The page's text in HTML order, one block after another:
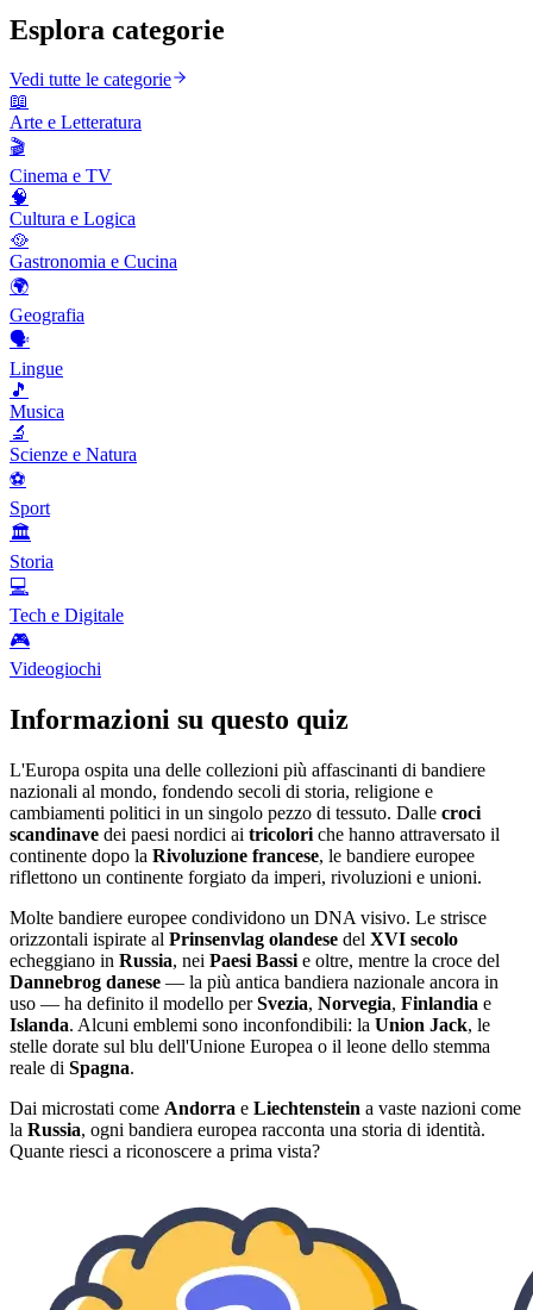
Esplora categorie
Vedi tutte le categorie
📖
Arte e Letteratura
🎬
Cinema e TV
🧠
Cultura e Logica
🥘
Gastronomia e Cucina
🌍
Geografia
🗣️
Lingue
🎵
Musica
🔬
Scienze e Natura
⚽
Sport
🏛️
Storia
💻
Tech e Digitale
🎮
Videogiochi
Informazioni su questo quiz
L'Europa ospita una delle collezioni più affascinanti di bandiere
nazionali al mondo, fondendo secoli di storia, religione e
cambiamenti politici in un singolo pezzo di tessuto. Dalle croci
scandinave dei paesi nordici ai tricolori che hanno attraversato il
continente dopo la Rivoluzione francese, le bandiere europee
riflettono un continente forgiato da imperi, rivoluzioni e unioni.
Molte bandiere europee condividono un DNA visivo. Le strisce
orizzontali ispirate al Prinsenvlag olandese del XVI secolo
echeggiano in Russia, nei Paesi Bassi e oltre, mentre la croce del
Dannebrog danese — la più antica bandiera nazionale ancora in
uso — ha definito il modello perSvezia, Norvegia, Finlandia e
Islanda. Alcuni emblemi sono inconfondibili: la Union Jack, le
stelle dorate sul blu dell'Unione Europea o il leone dello stemma
reale di Spagna.
Dai microstati come Andorra e Liechtenstein a vaste nazioni come
la Russia, ogni bandiera europea racconta una storia di identità.
Quante riesci a riconoscere a prima vista?